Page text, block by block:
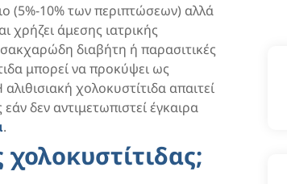
(5%-10% των περιπτώσεων) αλλά
χρήζει άμεσης ιατρικής
διαβήτη ή παρασιτικές
μπορεί να προκύψει ως
χολοκυστίτιδα απαιτεί
δεν αντιμετωπιστεί έγκαιρα
.